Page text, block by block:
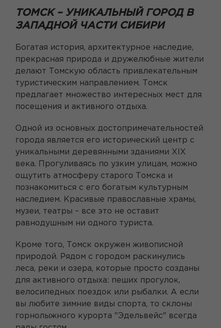
ТОМСК – УНИКАЛЬНЫЙ ГОРОД В
ЗАПАДНОЙ ЧАСТИ СИБИРИ
Богатая история, архитектурное наследие,
прекрасная природа и дружелюбные жители
делают Томскую область привлекательным
туристическим направлением. Томск
предлагает множество интересных мест для
посещения и активного отдыха.
Одной из основных достопримечательностей
города является его исторический центр с
уникальными деревянными зданиями XIX
века. Прогуливаясь по узким улицам, можно
ощутить атмосферу старого Томска и
познакомиться с его богатым культурным
наследием. Красивые православные храмы,
музеи, театры – все это не оставит
равнодушным ни одного туриста.
Кроме того, Томск окружен живописной
природой. Рядом с городом раскинулись
леса, реки и озера, которые просто созданы
для активного отдыха: пеших прогулок,
велосипедных поездок или рыбалки. А если
вы любите зимние виды спорта, то склоны
горнолыжного курорта "Эдельвейс" всегда